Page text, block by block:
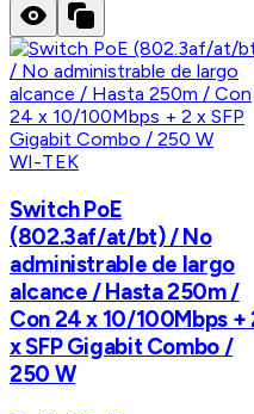
WI-TEK
Switch PoE
(802.3af/at/bt) / No
administrable de largo
alcance / Hasta 250m /
Con 24 x 10/100Mbps +
x SFP Gigabit Combo /
250 W